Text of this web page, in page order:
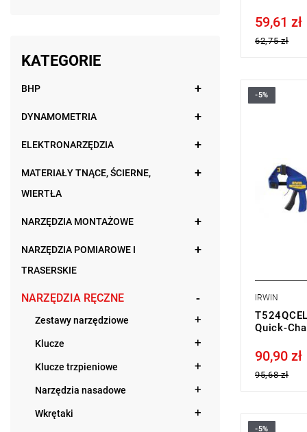
KATEGORIE
BHP
DYNAMOMETRIA
ELEKTRONARZĘDZIA
MATERIAŁY TNĄCE, ŚCIERNE,
WIERTŁA
NARZĘDZIA MONTAŻOWE
NARZĘDZIA POMIAROWE I
TRASERSKIE
NARZĘDZIA RĘCZNE
Zestawy narzędziowe
Klucze
Klucze trzpieniowe
Narzędzia nasadowe
Wkrętaki
Price tax
59,61 zł
62,75 zł
• Rozstaw
-5%
IRWIN
Quick-
Price tax
90,90 zł
95,68 zł
-5%